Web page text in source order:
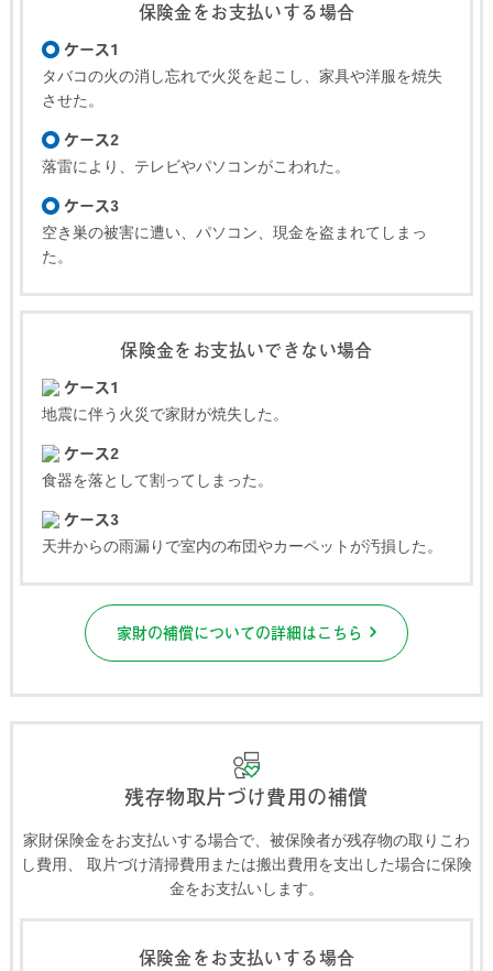
保険金をお支払いする場合
ケース1
タバコの火の消し忘れで火災を起こし、家具や洋服を焼失
させた。
ケース2
落雷により、テレビやパソコンがこわれた。
ケース3
空き巣の被害に遭い、パソコン、現金を盗まれてしまっ
た。
保険金をお支払いできない場合
ケース1
地震に伴う火災で家財が焼失した。
ケース2
食器を落として割ってしまった。
ケース3
天井からの雨漏りで室内の布団やカーペットが汚損した。
家財の補償についての詳細はこちら
残存物取片づけ費用の補償
家財保険金をお支払いする場合で、被保険者が残存物の取りこわ
し費用、
取片づけ清掃費用または搬出費用を支出した場合に保険
金をお支払いします。
保険金をお支払いする場合